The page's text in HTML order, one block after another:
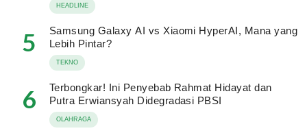
HEADLINE
5
Samsung Galaxy AI vs Xiaomi HyperAI, Mana yang
Lebih Pintar?
TEKNO
6
Terbongkar! Ini Penyebab Rahmat Hidayat dan
Putra Erwiansyah Didegradasi PBSI
OLAHRAGA